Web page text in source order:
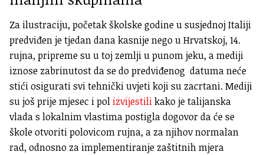
Za ilustraciju, početak školske godine u susjednoj Italiji
predviđen je tjedan dana kasnije nego u Hrvatskoj, 14.
rujna, pripreme su u toj zemlji u punom jeku, a mediji
iznose zabrinutost da se do predviđenog datuma neće
stići osigurati svi tehnički uvjeti koji su zacrtani. Mediji
su još prije mjesec i pol izvijestilikako je talijanska
vlada s lokalnim vlastima postigla dogovor da će se
škole otvoriti polovicom rujna, a za njihov normalan
rad, odnosno za implementiranje zaštitnih mjera